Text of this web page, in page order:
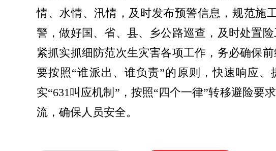
情、水情、汛情，及时发布预警信息，规范施
警，做好国、省、县、乡公路巡查，及时处置
紧抓实抓细防范次生灾害各项工作，务必确保
要按照“谁派出、谁负责”的原则，快速响应
实“631叫应机制”，按照“四个一律”转移避险
流，确保人员安全。